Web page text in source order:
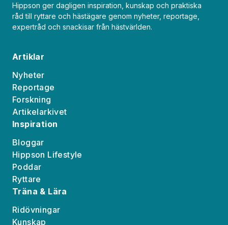
Hippson ger dagligen inspiration, kunskap och praktiska
råd till ryttare och hästägare genom nyheter, reportage,
expertråd och snackisar från hästvärlden.
Artiklar
Nyheter
Reportage
Forskning
Artikelarkivet
Inspiration
Bloggar
Hippson Lifestyle
Poddar
Ryttare
Träna & Lära
Ridövningar
Kunskap